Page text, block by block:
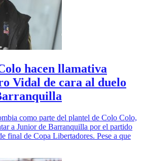
hacen llamativa
Vidal de cara al duelo
como parte del plantel de Colo Colo,
a Junior de Barranquilla por el partido
final de Copa Libertadores. Pese a que